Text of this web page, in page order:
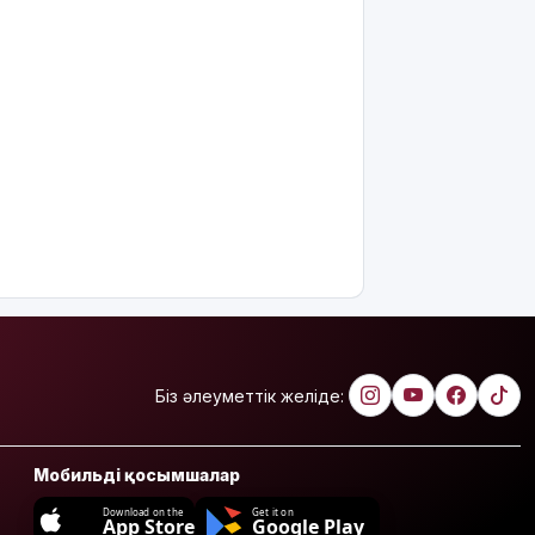
Біз әлеуметтік желіде:
Мобильді қосымшалар
Download on the
App Store
Get it on
Google Play